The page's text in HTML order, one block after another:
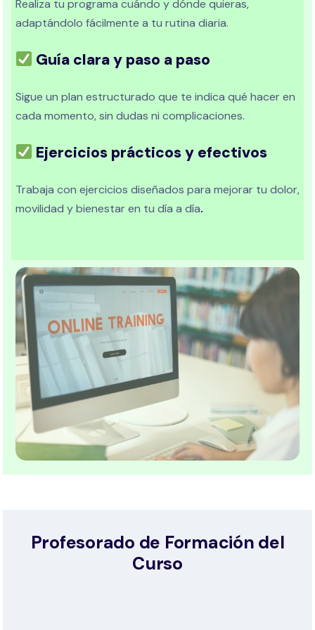
Realiza tu programa cuándo y dónde quieras,
adaptándolo fácilmente a tu rutina diaria.
Guía clara y paso a paso
Sigue un plan estructurado que te indica qué hacer en
cada momento, sin dudas ni complicaciones.
Ejercicios prácticos y efectivos
Trabaja con ejercicios diseñados para mejorar tu dolor,
movilidad y bienestar en tu día a día.
Profesorado de Formación del
Curso